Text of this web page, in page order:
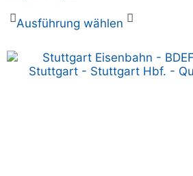
Ausführung wählen